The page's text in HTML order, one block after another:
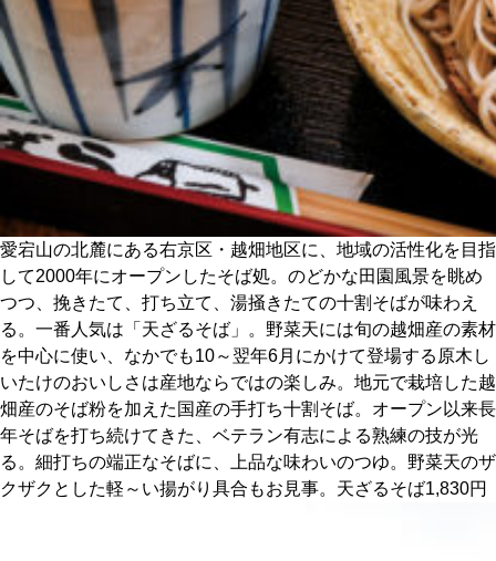
チケットプレゼント応募
MAIN MENU
SERIES
カレーが好き
京都おやつクラブ
私と店のはなし
愛宕山の北麓にある右京区・越畑地区に、地域の活性化を目指
して2000年にオープンしたそば処。のどかな田園風景を眺め
つつ、挽きたて、打ち立て、湯掻きたての十割そばが味わえ
る。一番人気は「天ざるそば」。野菜天には旬の越畑産の素材
を中心に使い、なかでも10～翌年6月にかけて登場する原木し
いたけのおいしさは産地ならではの楽しみ。地元で栽培した越
畑産のそば粉を加えた国産の手打ち十割そば。オープン以来長
年そばを打ち続けてきた、ベテラン有志による熟練の技が光
る。細打ちの端正なそばに、上品な味わいのつゆ。野菜天のザ
クザクとした軽～い揚がり具合もお見事。天ざるそば1,830円